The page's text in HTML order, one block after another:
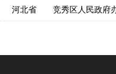
河北省 竞秀区人民政府